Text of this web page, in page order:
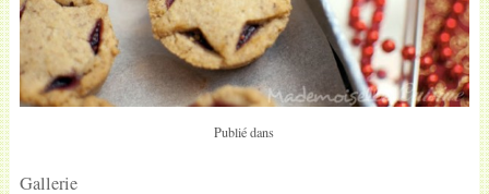
Publié dans
Gallerie